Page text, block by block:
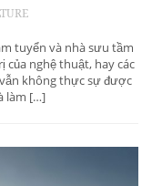
tuyển và nhà sưu tầm
của nghệ thuật, hay các
không thực sự được
làm […]